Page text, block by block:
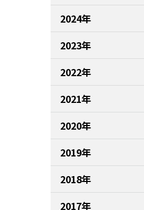
2024年
2023年
2022年
2021年
2020年
2019年
2018年
2017年